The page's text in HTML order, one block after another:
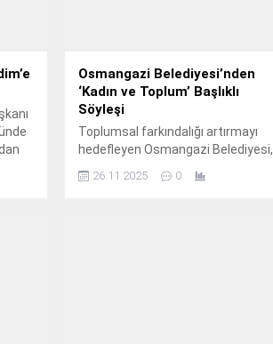
Osmangazi Belediyesi’nden
‘Kadın ve Toplum’ Başlıklı
Söyleşi
Toplumsal farkındalığı artırmayı
hedefleyen Osmangazi Belediyesi,
25 Kasım Kadına Yönelik Şiddete
Karşı Uluslararası Mücadele Günü
26.11.2025 0